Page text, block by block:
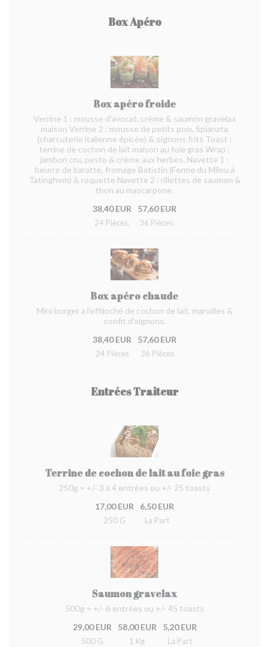
Box Apéro
Box apéro froide
Verrine 1 : mousse d'avocat, crème & saumon gravelax
maison Verrine 2 : mousse de petits pois, Spianata
(charcuterie italienne épicée) & oignons frits Toast :
terrine de cochon de lait maison au foie gras Wrap :
jambon cru, pesto & crème aux herbes. Navette 1 :
beurre de baratte, fromage Batistin (Ferme du Milou à
Tatinghem) & roquette Navette 2 : rillettes de saumon &
thon au mascarpone.
38,40 EUR
24 Pièces.
57,60 EUR
36 Pièces.
Box apéro chaude
Mini burger à l'effiloché de cochon de lait, maroilles &
confit d'oignons.
38,40 EUR
24 Pièces
57,60 EUR
36 Pièces
Entrées Traiteur
Terrine de cochon de lait au foie gras
250g = +/- 3 à 4 entrées ou +/- 25 toasts
17,00 EUR
250 G
6,50 EUR
La Part
Saumon gravelax
500g = +/- 6 entrées ou +/- 45 toasts
29,00 EUR
500 G
58,00 EUR
1 Kg
5,20 EUR
La Part